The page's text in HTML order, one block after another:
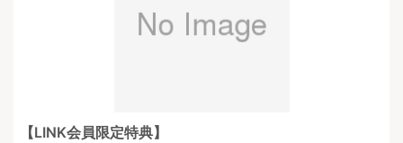
【LINK会員限定特典】